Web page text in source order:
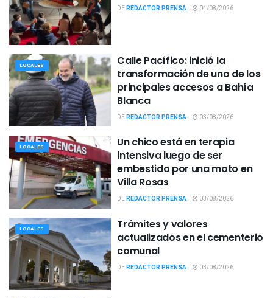
DEREDACTOR PRENSA 04/08/2026
LOCALES
Calle Pacífico: inició la
transformación de uno de los
principales accesos a Bahía
Blanca
DEREDACTOR PRENSA 03/08/2026
LOCALES
Un chico está en terapia
intensiva luego de ser
embestido por una moto en
Villa Rosas
DEREDACTOR PRENSA 03/08/2026
LOCALES
Trámites y valores
actualizados en el cementerio
comunal
DEREDACTOR PRENSA 03/08/2026